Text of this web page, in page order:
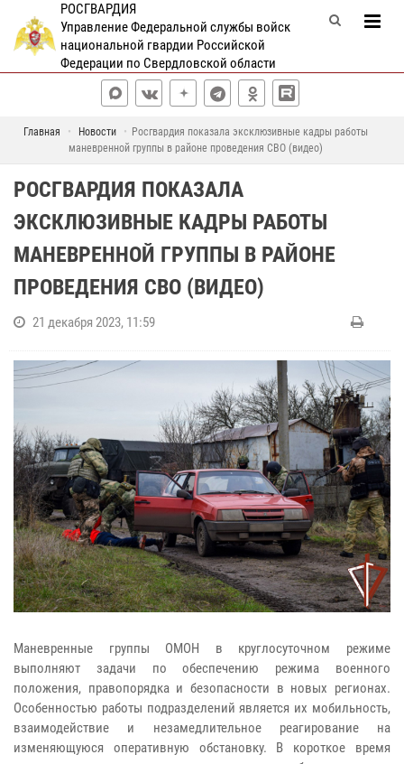
РОСГВАРДИЯ
Управление Федеральной службы войск
национальной гвардии Российской
Федерации по Свердловской области
Главная Новости
Росгвардия показала эксклюзивные кадры работы
маневренной группы в районе проведения СВО (видео)
РОСГВАРДИЯ ПОКАЗАЛА
ЭКСКЛЮЗИВНЫЕ КАДРЫ РАБОТЫ
МАНЕВРЕННОЙ ГРУППЫ В РАЙОНЕ
ПРОВЕДЕНИЯ СВО (ВИДЕО)
21 декабря 2023, 11:59
Маневренные группы ОМОН в круглосуточном режиме
выполняют задачи по обеспечению режима военного
положения, правопорядка и безопасности в новых регионах.
Особенностью работы подразделений является их мобильность,
взаимодействие и незамедлительное реагирование на
изменяющуюся оперативную обстановку. В короткое время